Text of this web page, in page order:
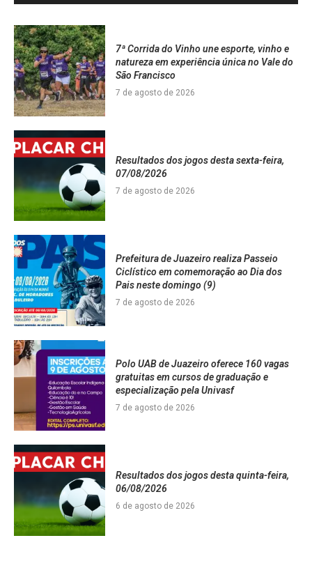
7ª Corrida do Vinho une esporte, vinho e
natureza em experiência única no Vale do
São Francisco
7 de agosto de 2026
Resultados dos jogos desta sexta-feira,
07/08/2026
7 de agosto de 2026
Prefeitura de Juazeiro realiza Passeio
Ciclístico em comemoração ao Dia dos
Pais neste domingo (9)
7 de agosto de 2026
Polo UAB de Juazeiro oferece 160 vagas
gratuitas em cursos de graduação e
especialização pela Univasf
7 de agosto de 2026
Resultados dos jogos desta quinta-feira,
06/08/2026
6 de agosto de 2026